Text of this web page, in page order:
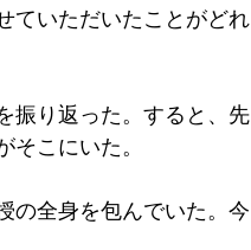
ていただいたことがどれ
振り返った。すると、先
こにいた。
の全身を包んでいた。今